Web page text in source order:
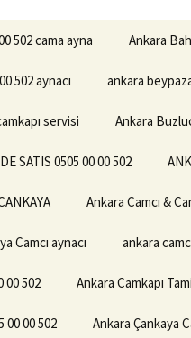
502 cama ayna Ankara
502 aynacı ankara
servisi Ankara
SATIS 0505 00 00 502
Ankara Camcı &
Camcı aynacı ankara
00 502 Ankara Camkapı
00 00 502 Ankara Çankaya